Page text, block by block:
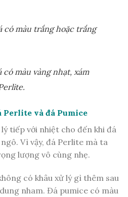
có màu trắng hoặc trắng
có màu vàng nhạt, xám
và đá Pumice
tiếp với nhiệt cho đến khi đá
Vì vậy, đá Perlite mà ta
lượng vô cùng nhẹ.
có khâu xử lý gì thêm sau
nham. Đá pumice có màu